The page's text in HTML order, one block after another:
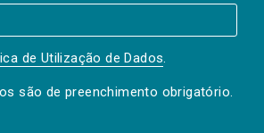
de Utilização de Dados.
são de preenchimento obrigatório.